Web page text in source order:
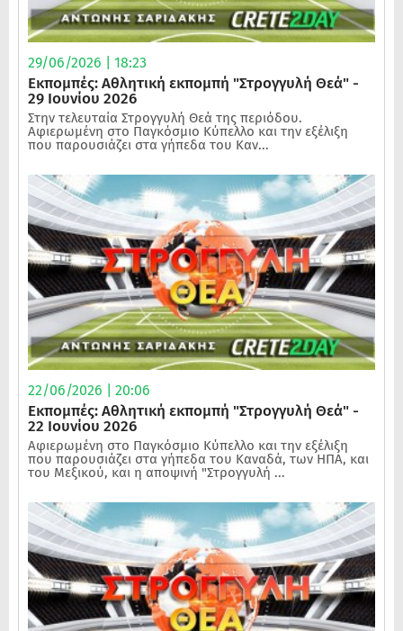
29/06/2026 | 18:23
Εκπομπές: Αθλητική εκπομπή "Στρογγυλή Θεά" -
29 Ιουνίου 2026
Στην τελευταία Στρογγυλή Θεά της περιόδου.
Αφιερωμένη στο Παγκόσμιο Κύπελλο και την εξέλιξη
που παρουσιάζει στα γήπεδα του Καν...
22/06/2026 | 20:06
Εκπομπές: Αθλητική εκπομπή "Στρογγυλή Θεά" -
22 Ιουνίου 2026
Αφιερωμένη στο Παγκόσμιο Κύπελλο και την εξέλιξη
που παρουσιάζει στα γήπεδα του Καναδά, των ΗΠΑ, και
του Μεξικού, και η αποψινή "Στρογγυλή ...